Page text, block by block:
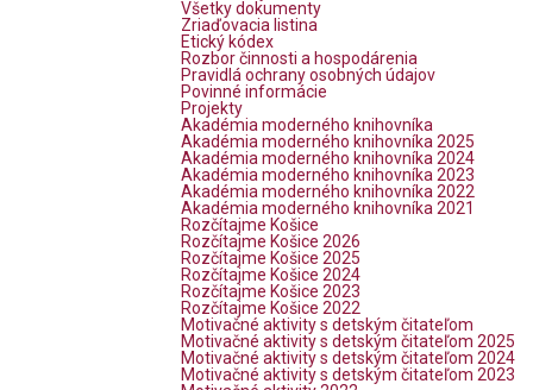
Všetky dokumenty
Zriaďovacia listina
Etický kódex
Rozbor činnosti a hospodárenia
Pravidlá ochrany osobných údajov
Povinné informácie
Projekty
Akadémia moderného knihovníka
Akadémia moderného knihovníka 2025
Akadémia moderného knihovníka 2024
Akadémia moderného knihovníka 2023
Akadémia moderného knihovníka 2022
Akadémia moderného knihovníka 2021
Rozčítajme Košice
Rozčítajme Košice 2026
Rozčítajme Košice 2025
Rozčítajme Košice 2024
Rozčítajme Košice 2023
Rozčítajme Košice 2022
Motivačné aktivity s detským čitateľom
Motivačné aktivity s detským čitateľom 2025
Motivačné aktivity s detským čitateľom 2024
Motivačné aktivity s detským čitateľom 2023